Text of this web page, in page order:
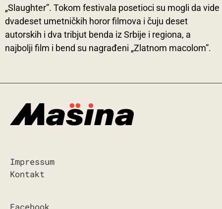
„Slaughter”. Tokom festivala posetioci su mogli da vide
dvadeset umetničkih horor filmova i čuju deset
autorskih i dva tribjut benda iz Srbije i regiona, a
najbolji film i bend su nagrađeni „Zlatnom macolom”.
Impressum
Kontakt